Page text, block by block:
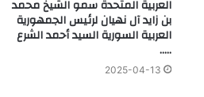
العربية المتحدة سمو الشيخ محمد
بن زايد آل نهيان لرئيس الجمهورية
العربية السورية السيد أحمد الشرع
…..
2025-04-13